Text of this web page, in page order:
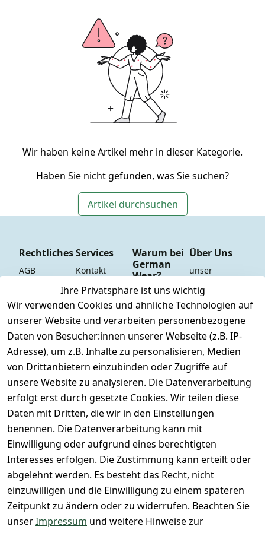
Wir haben keine Artikel mehr in dieser Kategorie.
Haben Sie nicht gefunden, was Sie suchen?
Artikel durchsuchen
Ihre Privatsphäre ist uns wichtig
Wir verwenden Cookies und ähnliche Technologien auf
unserer Website und verarbeiten personenbezogene
Daten von Besucher:innen unserer Webseite (z.B. IP-
Adresse), um z.B. Inhalte zu personalisieren, Medien
von Drittanbietern einzubinden oder Zugriffe auf
unsere Website zu analysieren. Die Datenverarbeitung
erfolgt erst durch gesetzte Cookies. Wir teilen diese
Daten mit Dritten, die wir in den Einstellungen
benennen. Die Datenverarbeitung kann mit
Einwilligung oder aufgrund eines berechtigten
Interesses erfolgen. Die Zustimmung kann erteilt oder
abgelehnt werden. Es besteht das Recht, nicht
einzuwilligen und die Einwilligung zu einem späteren
Zeitpunkt zu ändern oder zu widerrufen. Beachten Sie
unserImpressum und weitere Hinweise zur
Rechtliches
AGB
Impressum
Datenschutze
rklärung
Barrierefreihe
itserklärung
Widerrufsrec
ht
Vertrag
widerrufen
Services
Kontakt
Registrieren
Versand &
Versandkoste
n
Retoure &
Rücksendung
Rücksendeeti
kett drucken
(Inland)
FAQs - Häufig
gestellte
Fragen
Konfektionsgr
ößen
Lagerverkauf
- unser Laden
Warum bei
German
Wear?
Dauer
Tiefpreisgara
ntie*
Express-24h-
Versand
24/7 aktueller
Warenbestan
d
+ 95% aus
eigener
Herstellung
+ 60 Jahre
Geschäftserfa
hrung
Über Uns
unser
YouTube-
Kanal
unsere
Facebook-
Seite
unsere
Damen &
Herren
unsere
Gutscheine &
SALE
Whatsapp Nr.:
+49511676950
Lagerverkauf: